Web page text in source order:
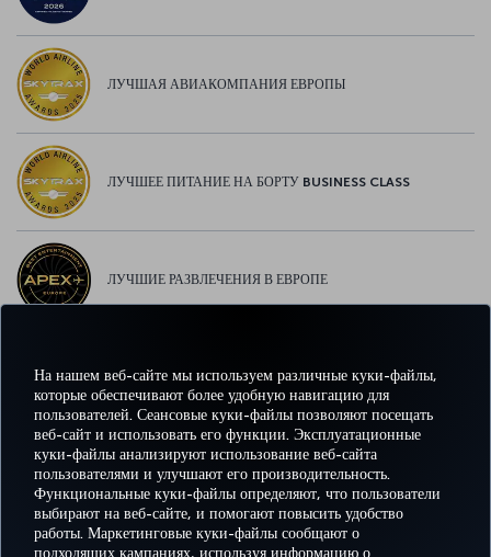
На нашем веб-сайте мы используем различные куки-файлы,
которые обеспечивают более удобную навигацию для
пользователей. Сеансовые куки-файлы позволяют посещать
веб-сайт и использовать его функции. Эксплуатационные
куки-файлы анализируют использование веб-сайта
пользователями и улучшают его производительность.
Функциональные куки-файлы определяют, что пользователи
выбирают на веб-сайте, и помогают повысить удобство
работы. Маркетинговые куки-файлы сообщают о
подходящих кампаниях, используя информацию о
ЛУЧШАЯ АВИАКОМПАНИЯ ЕВРОПЫ
ЛУЧШЕЕ ПИТАНИЕ НА БОРТУ BUSINESS CLASS
ЛУЧШИЕ РАЗВЛЕЧЕНИЯ В ЕВРОПЕ
ЛУЧШИЙ WI-FI В ЕВРОПЕ
Facebook
TwitterInstagram
YouTubeLinkedIn
TikTokБлогPinterest
БРОНИРУЙТЕ И ПРЕДЛОЖЕНИЯ